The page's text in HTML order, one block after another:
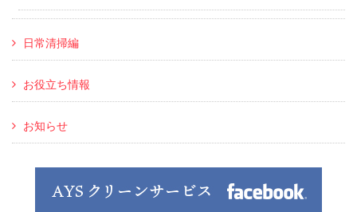
日常清掃編
お役立ち情報
お知らせ